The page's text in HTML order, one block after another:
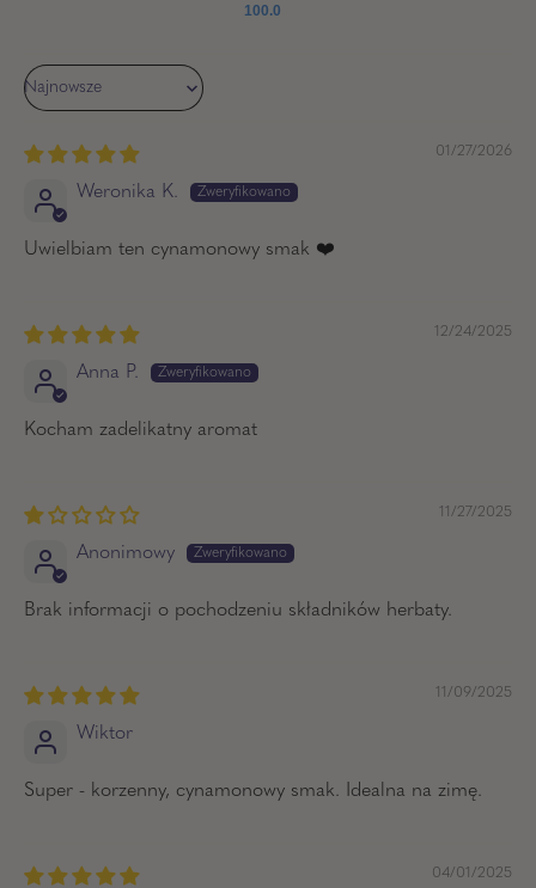
100.0
Sort by
01/27/2026
Weronika K.
Uwielbiam ten cynamonowy smak ❤️
12/24/2025
Anna P.
Kocham zadelikatny aromat
11/27/2025
Anonimowy
Brak informacji o pochodzeniu składników herbaty.
11/09/2025
Wiktor
Super - korzenny, cynamonowy smak. Idealna na zimę.
04/01/2025